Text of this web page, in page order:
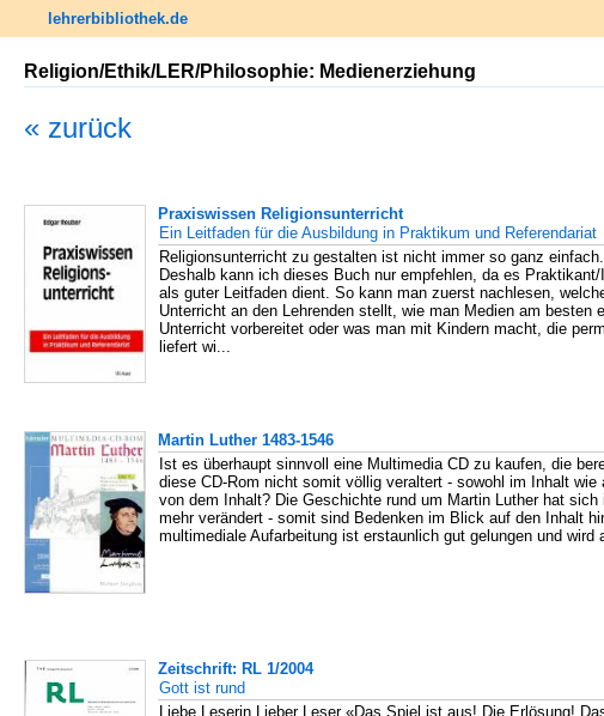
lehrerbibliothek.de
Religion/Ethik/LER/Philosophie: Medienerziehung
« zurück
Praxiswissen Religionsunterricht
Ein Leitfaden für die Ausbildung in Praktikum und Referendariat
Religionsunterricht zu gestalten ist nicht immer so ganz
Deshalb kann ich dieses Buch nur empfehlen, da es
als guter Leitfaden dient. So kann man zuerst nachlesen,
Unterricht an den Lehrenden stellt, wie man Medien am besten
Unterricht vorbereitet oder was man mit Kindern macht, die
liefert wi...
Martin Luther 1483-1546
Ist es überhaupt sinnvoll eine Multimedia CD zu kaufen, die
diese CD-Rom nicht somit völlig veraltert - sowohl im Inhalt wie
von dem Inhalt? Die Geschichte rund um Martin Luther hat
mehr verändert - somit sind Bedenken im Blick auf den Inhalt
multimediale Aufarbeitung ist erstaunlich gut gelungen und wird
Zeitschrift: RL 1/2004
Gott ist rund
Liebe Leserin Lieber Leser «Das Spiel ist aus! Die Erlösung!